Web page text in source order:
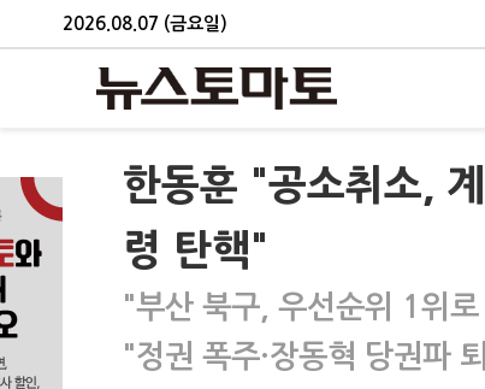
2026.08.07 (금요일)
한동훈 "공소취소,
령 탄핵"
"부산 북구, 우선순위 1위
"정권 폭주·장동혁 당권파